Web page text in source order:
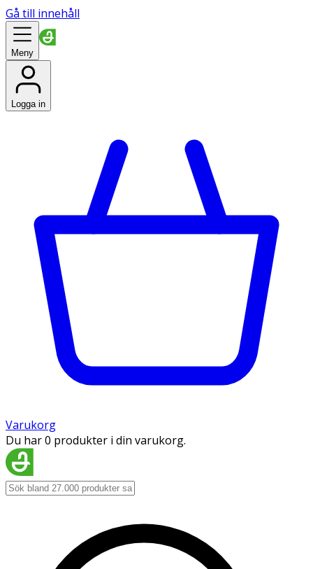
Gå till innehåll
Meny
Logga in
Varukorg
Du har 0 produkter i din varukorg.